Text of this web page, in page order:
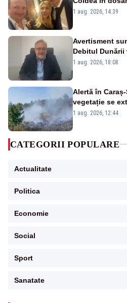
Păcuraru
1 aug. 2026, 14:39
Avertisment
Debitul Dunării
Cernavodă s-
1 aug. 2026, 18:08
Alertă în
vegetație se
silvicultori se
1 aug. 2026, 12:44
CATEGORII POPULARE
Actualitate
Politica
Economie
Social
Sport
Sanatate